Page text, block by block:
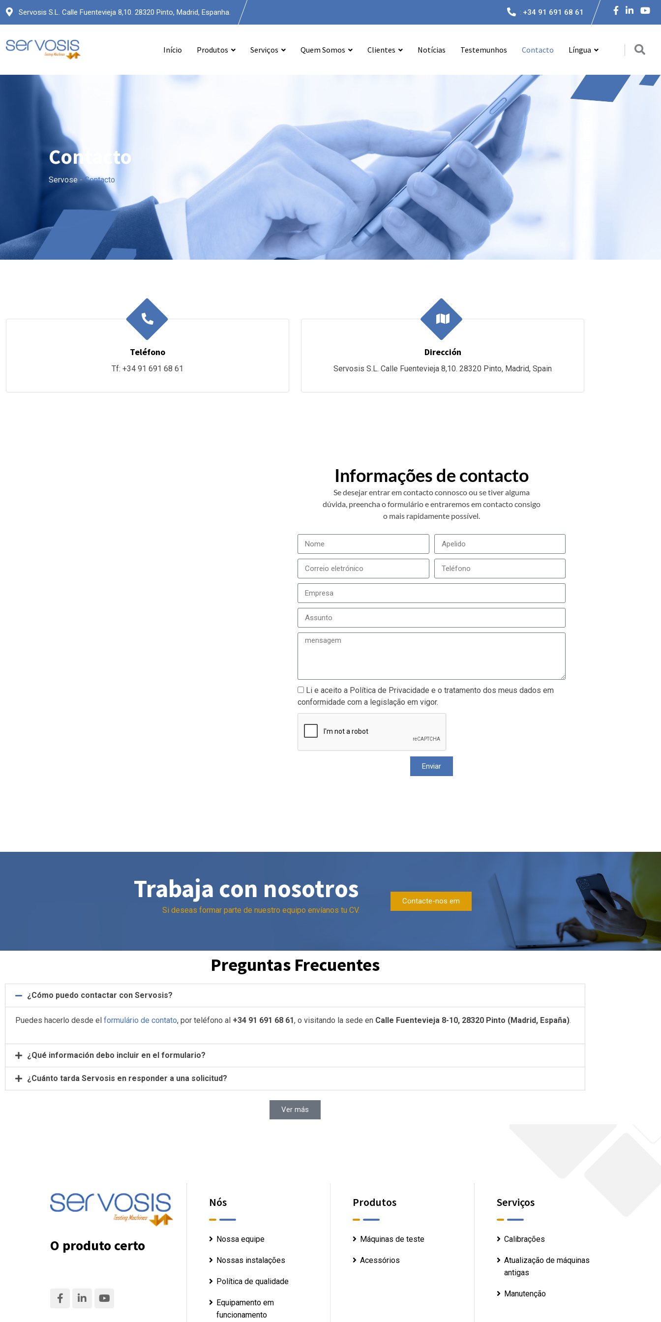
Servosis S.L. Calle Fuentevieja 8,10. 28320 Pinto, Madrid, Espanha. : +34 91 691 68 61
Início Produtos Serviços Quem Somos Clientes Notícias Testemunhos Contacto Língua
Contacto
Servose -Contacto
Teléfono
Tf: +34 91 691 68 61
Dirección
Servosis S.L. Calle Fuentevieja 8,10. 28320 Pinto, Madrid, Spain
Informações de contacto
Se desejar entrar em contacto connosco ou se tiver alguma
dúvida, preencha o formulário e entraremos em contacto consigo
o mais rapidamente possível.
Li e aceito a Política de Privacidade e o tratamento dos meus dados em
conformidade com a legislação em vigor.
Enviar
Trabaja con nosotros
Si deseas formar parte de nuestro equipo envíanos tu CV.
Contacte-nos em
Preguntas Frecuentes
¿Cómo puedo contactar con Servosis?
Puedes hacerlo desde el formulário de contato, por teléfono al +34 91 691 68 61, o visitando la sede en Calle Fuentevieja 8-10, 28320 Pinto (Madrid, España).
¿Qué información debo incluir en el formulario?
¿Cuánto tarda Servosis en responder a una solicitud?
Ver más
O produto certo
Nós
Nossa equipe
Nossas instalações
Política de qualidade
Equipamento em
funcionamento
Produtos
Máquinas de teste
Acessórios
Serviços
Calibrações
Atualização de máquinas
antigas
Manutenção